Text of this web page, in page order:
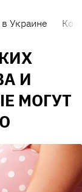
Украине
И
МОГУТ